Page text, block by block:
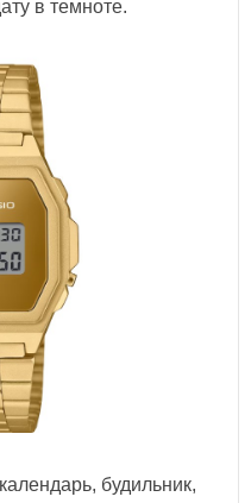
в темноте.
будильник,